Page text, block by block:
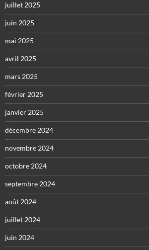
juillet 2025
juin 2025
mai 2025
avril 2025
mars 2025
février 2025
janvier 2025
décembre 2024
novembre 2024
octobre 2024
septembre 2024
août 2024
juillet 2024
juin 2024